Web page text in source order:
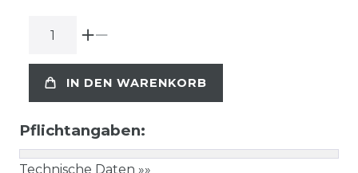
IN DEN WARENKORB
Pflichtangaben:
Technische Daten »»